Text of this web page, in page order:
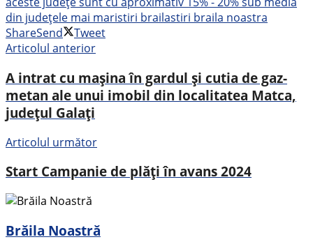
din județele mai maristiri brailastiri braila noastra
ShareSend
Tweet
Articolul anterior
A intrat cu mașina în gardul și cutia de gaz-
metan ale unui imobil din localitatea Matca,
județul Galați
Articolul următor
Start Campanie de plăți în avans 2024
Brăila Noastră